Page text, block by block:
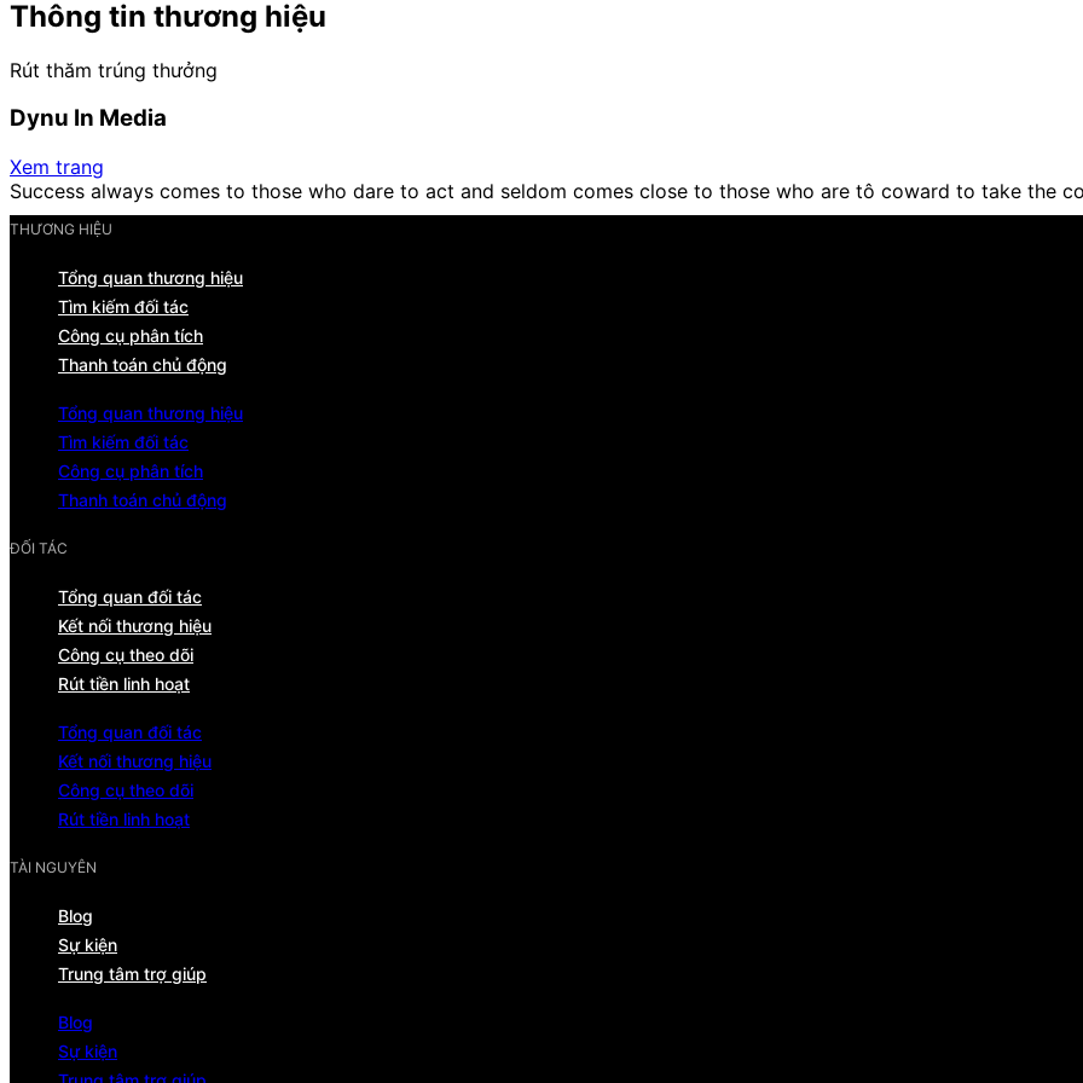
Thông tin thương hiệu
Rút thăm trúng thưởng
Dynu In Media
Xem trang
Success always comes to those who dare to act and seldom comes close to those who are tô coward to take the
THƯƠNG HIỆU
Tổng quan thương hiệu
Tìm kiếm đối tác
Công cụ phân tích
Thanh toán chủ động
Tổng quan thương hiệu
Tìm kiếm đối tác
Công cụ phân tích
Thanh toán chủ động
ĐỐI TÁC
Tổng quan đối tác
Kết nối thương hiệu
Công cụ theo dõi
Rút tiền linh hoạt
Tổng quan đối tác
Kết nối thương hiệu
Công cụ theo dõi
Rút tiền linh hoạt
TÀI NGUYÊN
Blog
Sự kiện
Trung tâm trợ giúp
Blog
Sự kiện